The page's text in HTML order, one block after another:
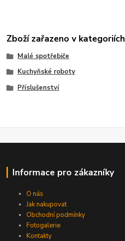
Zboží zařazeno v kategoriích
Malé spotřebiče
Kuchyňské roboty
Příslušenství
Informace pro zákazníky
O nás
Jak nakupovat
Obchodní podmínky
Fotogalerie
Kontakty